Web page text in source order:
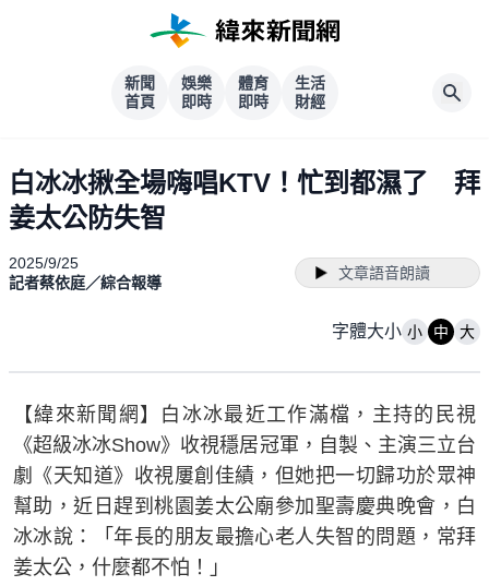
新聞
首頁
娛樂
即時
體育
即時
生活
財經
白冰冰揪全場嗨唱KTV！忙到都濕了 拜
姜太公防失智
2025/9/25
記者蔡依庭／綜合報導
文章語音朗讀
字體大小 小 中 大
【緯來新聞網】白冰冰最近工作滿檔，主持的民視
《超級冰冰Show》收視穩居冠軍，自製、主演三立台
劇《天知道》收視屢創佳績，但她把一切歸功於眾神
幫助，近日趕到桃園姜太公廟參加聖壽慶典晚會，白
冰冰說：「年長的朋友最擔心老人失智的問題，常拜
姜太公，什麼都不怕！」